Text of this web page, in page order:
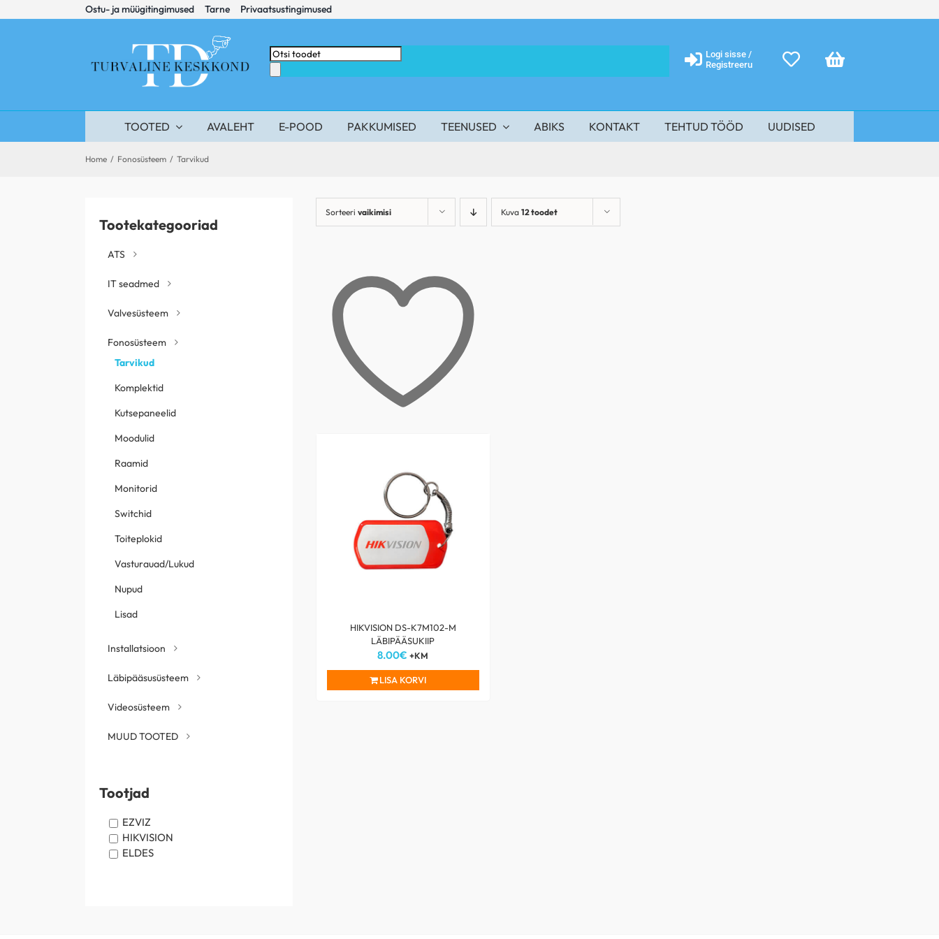
to
Ostu- ja müügitingimused Tarne Privaatsustingimused
Products
search
Logi sisse /
Registreeru
TOOTED AVALEHT E-POOD PAKKUMISED TEENUSED ABIKS KONTAKT TEHTUD TÖÖD UUDISED
Home / Fonosüsteem / Tarvikud
Sorteeri vaikimisi Kuva 12 toodet
HIKVISION DS-K7M102-M
LÄBIPÄÄSUKIIP
8.00€ +KM
LISA KORVI
Tootekategooriad
ATS
IT seadmed
Valvesüsteem
Fonosüsteem
Tarvikud
Komplektid
Kutsepaneelid
Moodulid
Raamid
Monitorid
Switchid
Toiteplokid
Vasturauad/Lukud
Nupud
Lisad
Installatsioon
Läbipääsusüsteem
Videosüsteem
MUUD TOOTED
Tootjad
EZVIZ
HIKVISION
ELDES